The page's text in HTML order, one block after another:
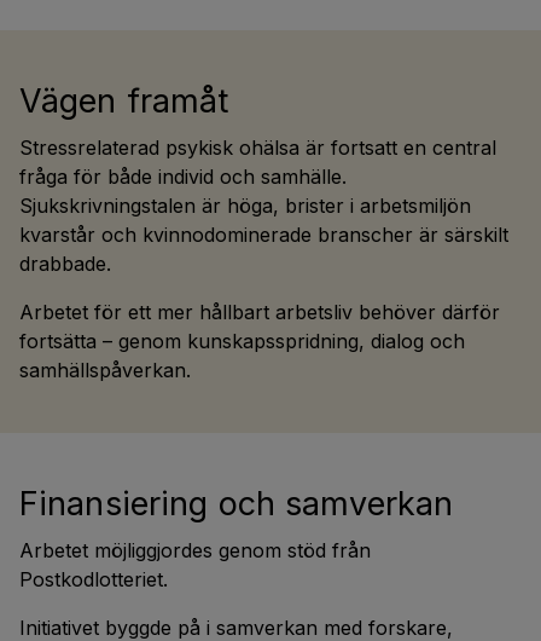
Vägen framåt
Stressrelaterad psykisk ohälsa är fortsatt en central
fråga för både individ och samhälle.
Sjukskrivningstalen är höga, brister i arbetsmiljön
kvarstår och kvinnodominerade branscher är särskilt
drabbade.
Arbetet för ett mer hållbart arbetsliv behöver därför
fortsätta – genom kunskapsspridning, dialog och
samhällspåverkan.
Finansiering och samverkan
Arbetet möjliggjordes genom stöd från
Postkodlotteriet.
Initiativet byggde på i samverkan med forskare,